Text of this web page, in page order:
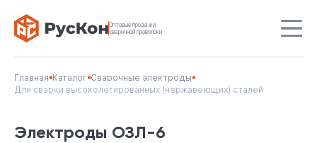
Оптовые продажи
сварочной проволоки
Главная Каталог Сварочные электроды
Для сварки высоколегированных (нержавеющих) сталей
Электроды ОЗЛ-6